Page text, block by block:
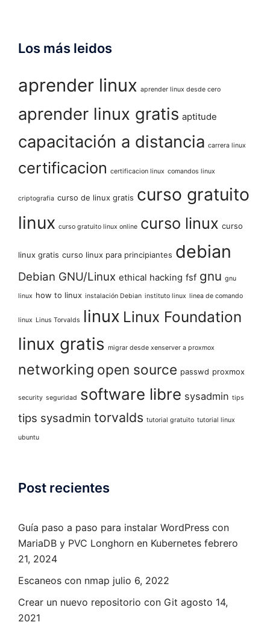
Los más leidos
aprender linux aprender linux desde cero
aprender linux gratis aptitude
capacitación a distancia carrera linux
certificacion certificacion linux comandos linux
criptografia curso de linux gratis curso gratuito
linux curso gratuito linux online curso linux curso
linux gratis curso linux para principiantes debian
Debian GNU/Linux ethical hacking fsf gnu gnu
linux how to linux instalación Debian instituto linux linea de comando
linux Linus Torvalds linux Linux Foundation
linux gratis migrar desde xenserver a proxmox
networking open source passwd proxmox
security seguridad software libre sysadmin tips
tips sysadmin torvalds tutorial gratuito tutorial linux
ubuntu
Post recientes
Guía paso a paso para instalar WordPress con
MariaDB y PVC Longhorn en Kubernetes febrero
21, 2024
Escaneos con nmap julio 6, 2022
Crear un nuevo repositorio con Git agosto 14,
2021